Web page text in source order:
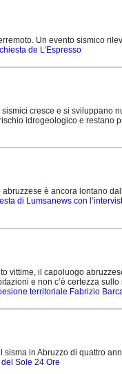
Un evento sismico
de L’Espresso
cresce e si sviluppano
idrogeologico e restano
è ancora lontano
di Lumsanews con
vittime, il capoluogo
e non c’è certezza
territoriale Fabrizio
in Abruzzo di quattro
del Sole 24 Ore